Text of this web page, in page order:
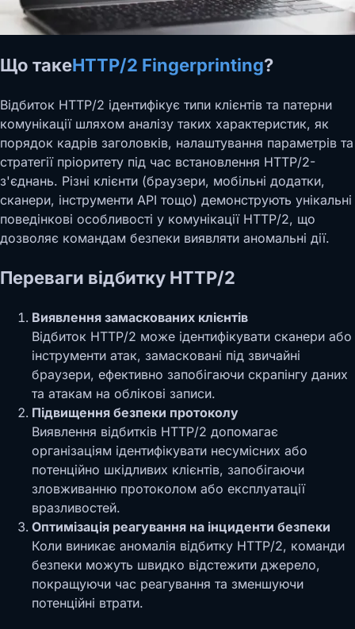
Що такеHTTP/2 Fingerprinting?
Відбиток HTTP/2 ідентифікує типи клієнтів та патерни
комунікації шляхом аналізу таких характеристик, як
порядок кадрів заголовків, налаштування параметрів та
стратегії пріоритету під час встановлення HTTP/2-
з'єднань. Різні клієнти (браузери, мобільні додатки,
сканери, інструменти API тощо) демонструють унікальні
поведінкові особливості у комунікації HTTP/2, що
дозволяє командам безпеки виявляти аномальні дії.
Переваги відбитку HTTP/2
Виявлення замаскованих клієнтів
Відбиток HTTP/2 може ідентифікувати сканери або
інструменти атак, замасковані під звичайні
браузери, ефективно запобігаючи скрапінгу даних
та атакам на облікові записи.
Підвищення безпеки протоколу
Виявлення відбитків HTTP/2 допомагає
організаціям ідентифікувати несумісних або
потенційно шкідливих клієнтів, запобігаючи
зловживанню протоколом або експлуатації
вразливостей.
Оптимізація реагування на інциденти безпеки
Коли виникає аномалія відбитку HTTP/2, команди
безпеки можуть швидко відстежити джерело,
покращуючи час реагування та зменшуючи
потенційні втрати.